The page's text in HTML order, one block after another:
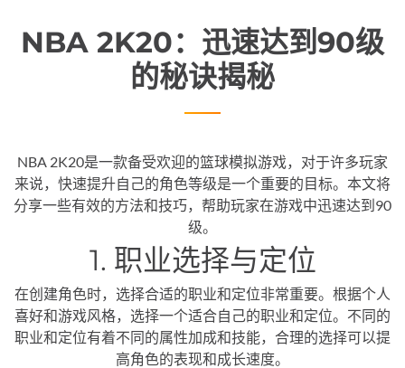
NBA 2K20：迅速达到90级
的秘诀揭秘
NBA 2K20是一款备受欢迎的篮球模拟游戏，对于许多玩家
来说，快速提升自己的角色等级是一个重要的目标。本文将
分享一些有效的方法和技巧，帮助玩家在游戏中迅速达到90
级。
1. 职业选择与定位
在创建角色时，选择合适的职业和定位非常重要。根据个人
喜好和游戏风格，选择一个适合自己的职业和定位。不同的
职业和定位有着不同的属性加成和技能，合理的选择可以提
高角色的表现和成长速度。